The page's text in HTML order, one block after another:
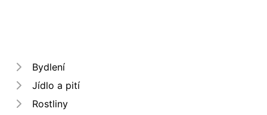
Bydlení
Jídlo a pití
Rostliny